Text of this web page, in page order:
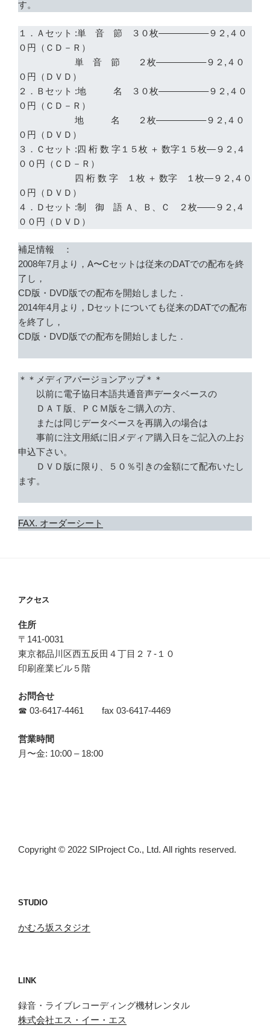
す。
１．Ａセット :単 音 節 ３０枚—————–９２,４０
０円（ＣＤ－Ｒ）
単 音 節 ２枚—————–９２,４０
０円（ＤＶＤ）
２．Ｂセット :地 名 ３０枚—————–９２,４０
０円（ＣＤ－Ｒ）
地 名 ２枚—————–９２,４０
０円（ＤＶＤ）
３．Ｃセット :四 桁 数 字１５枚 ＋ 数字１５枚—９２,４
００円（ＣＤ－Ｒ）
四 桁 数 字 １枚 ＋ 数字 １枚—９２,４０
０円（ＤＶＤ）
４．Ｄセット :制 御 語 Ａ、Ｂ、Ｃ ２枚——９２,４
００円（ＤＶＤ）
補足情報 ：
2008年7月より，A〜Cセットは従来のDATでの配布を終
了し，
CD版・DVD版での配布を開始しました．
2014年4月より，Dセットについても従来のDATでの配布
を終了し，
CD版・DVD版での配布を開始しました．
＊＊メディアバージョンアップ＊＊
以前に電子協日本語共通音声データベースの
ＤＡＴ版、ＰＣＭ版をご購入の方、
または同じデータベースを再購入の場合は
事前に注文用紙に旧メディア購入日をご記入の上お
申込下さい。
ＤＶＤ版に限り、５０％引きの金額にて配布いたし
ます。
FAX. オーダーシート
アクセス
住所
〒141-0031
東京都品川区西五反田４丁目２７‐１０
印刷産業ビル５階
お問合せ
☎ 03-6417-4461 fax 03-6417-4469
営業時間
月〜金: 10:00 – 18:00
Copyright © 2022 SIProject Co., Ltd. All rights reserved.
STUDIO
かむろ坂スタジオ
LINK
録音・ライブレコーディング機材レンタル
株式会社エス・イー・エス